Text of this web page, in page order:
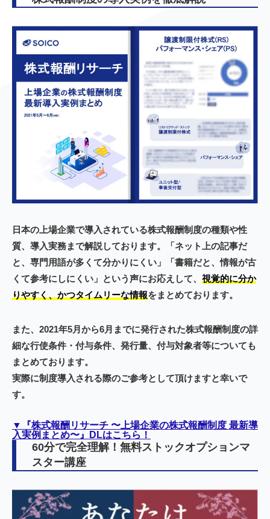
日本の上場企業で導入されている株式報酬制度の種類や性
質、導入実務まで解説しております。「ネット上の記事だ
と、専門用語が多くて分かりにくい」「書籍だと、情報が古
くて参考にしにくい」という声にお応えして、 視覚的に分か
りやすく、かつタイムリーな情報をまとめております。
また、2021年5月から6月までに発行された株式報酬制度の詳
細な行使条件・付与条件、発行量、付与対象者等についても
まとめております。
実際に制度導入される際のご参考として頂けますと幸いで
す。
▼『株式報酬リサーチ 〜上場企業の株式報酬制度 最新導
入実例まとめ〜』DLはこちら！
60分で完全理解！無料ストックオプションマ
スター講座